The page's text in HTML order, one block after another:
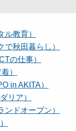
教育）
秋田暮らし）
の仕事）
）
in AKITA）
リア）
ドオープン）